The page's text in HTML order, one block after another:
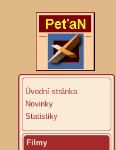
Úvodní stránka
Novinky
Statistiky
Filmy